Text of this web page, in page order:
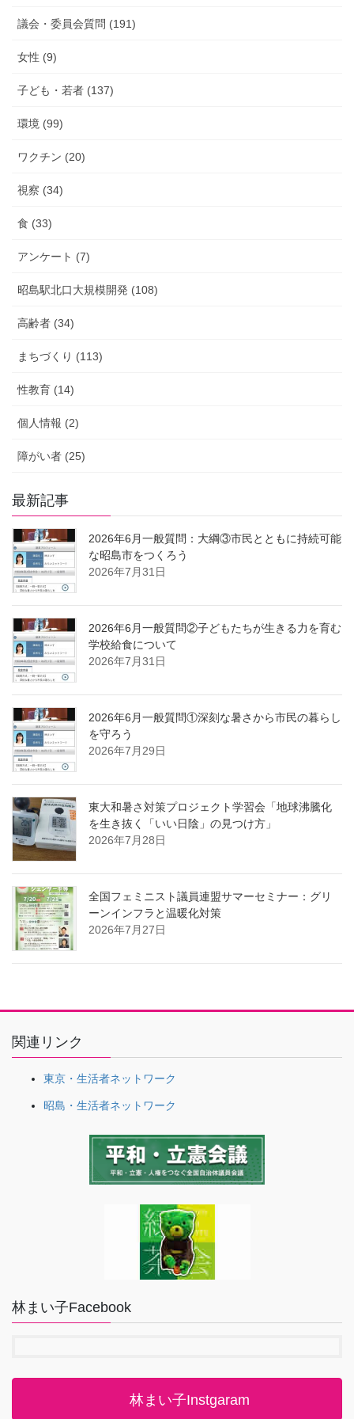
議会・委員会質問 (191)
女性 (9)
子ども・若者 (137)
環境 (99)
ワクチン (20)
視察 (34)
食 (33)
アンケート (7)
昭島駅北口大規模開発 (108)
高齢者 (34)
まちづくり (113)
性教育 (14)
個人情報 (2)
障がい者 (25)
最新記事
2026年6月一般質問：大綱③市民とともに持続可能
な昭島市をつくろう
2026年7月31日
2026年6月一般質問②子どもたちが生きる力を育む
学校給食について
2026年7月31日
2026年6月一般質問①深刻な暑さから市民の暮らし
を守ろう
2026年7月29日
東大和暑さ対策プロジェクト学習会「地球沸騰化
を生き抜く「いい日陰」の見つけ方」
2026年7月28日
全国フェミニスト議員連盟サマーセミナー：グリ
ーンインフラと温暖化対策
2026年7月27日
関連リンク
東京・生活者ネットワーク
昭島・生活者ネットワーク
林まい子Facebook
林まい子Instgaram